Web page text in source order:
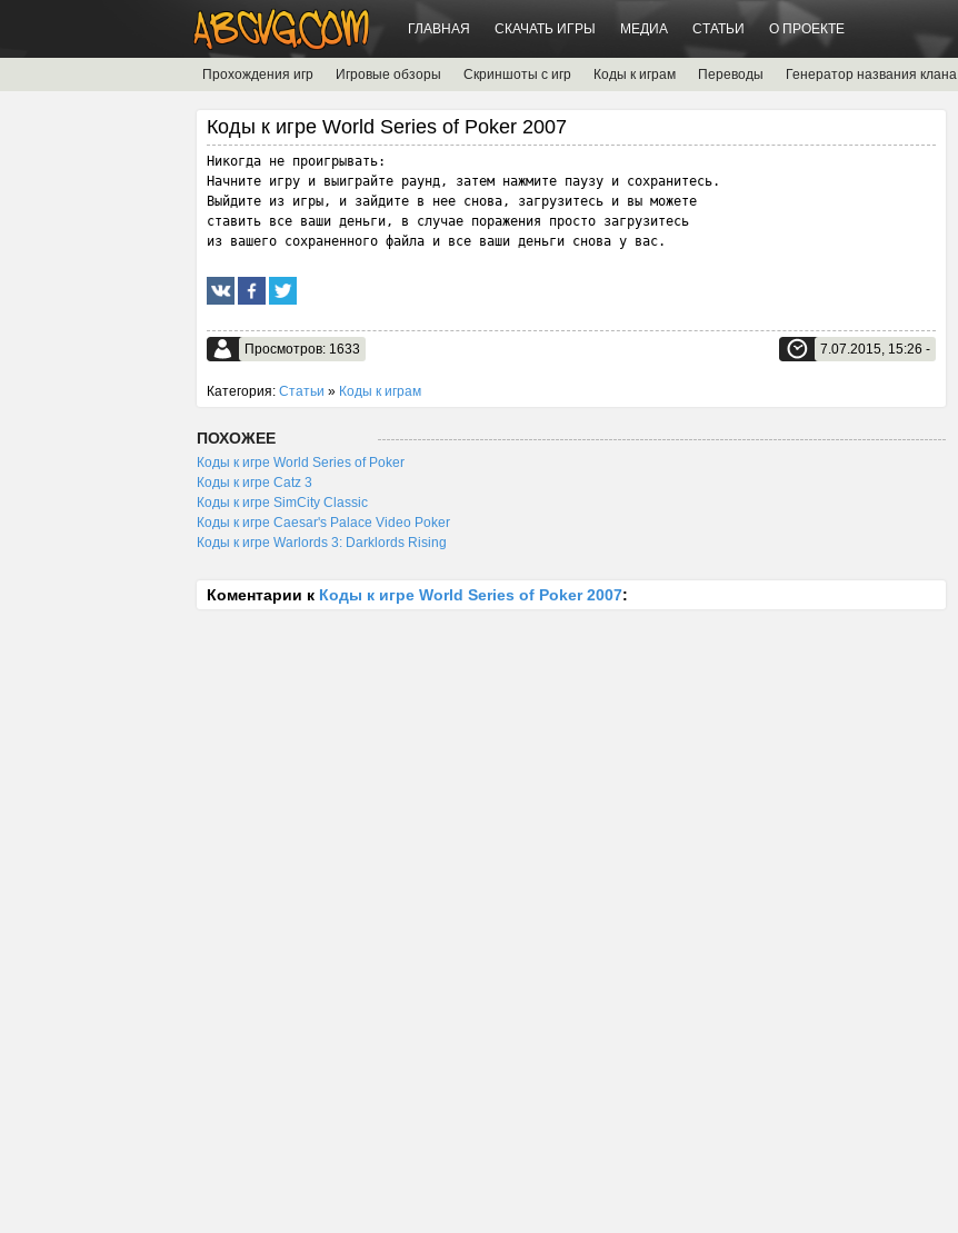
ГЛАВНАЯ СКАЧАТЬ ИГРЫ МЕДИА СТАТЬИ О ПРОЕКТЕ
Прохождения игр Игровые обзоры Скриншоты с игр Коды к играм Переводы Генератор названия клана
Коды к игре World Series of Poker 2007
Никогда не проигрывать:
Начните игру и выиграйте раунд, затем нажмите паузу и сохранитесь.
Выйдите из игры, и зайдите в нее снова, загрузитесь и вы можете
ставить все ваши деньги, в случае поражения просто загрузитесь
из вашего сохраненного файла и все ваши деньги снова у вас.
Просмотров: 1633 7.07.2015, 15:26 -
Категория: Статьи » Коды к играм
ПОХОЖЕЕ
Коды к игре World Series of Poker
Коды к игре Catz 3
Коды к игре SimCity Classic
Коды к игре Caesar's Palace Video Poker
Коды к игре Warlords 3: Darklords Rising
Коментарии к Коды к игре World Series of Poker 2007: